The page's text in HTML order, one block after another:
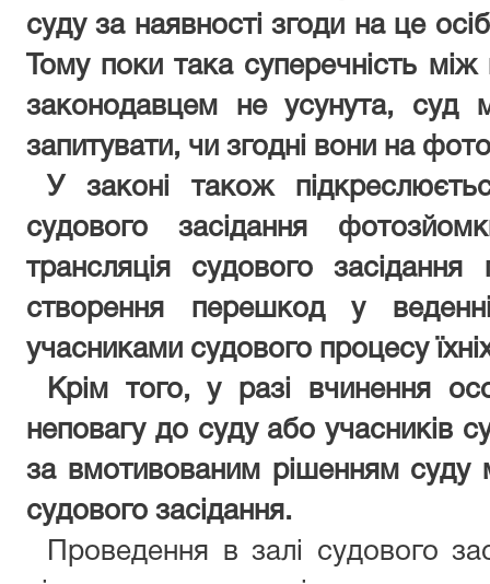
суду за наявності згоди на це
Тому поки така суперечність
законодавцем не усунута, суд
запитувати, чи згодні вони на
У законі також
судового засідання
трансляція судового засідання
створення перешкод у
учасниками судового процесу
Крім того, у разі вчинення
неповагу до суду або учасників
за вмотивованим рішенням суду
судового засідання.
Проведення в залі судового